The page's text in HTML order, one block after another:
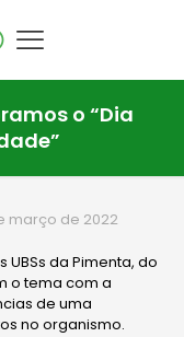
o “Dia
março de 2022
da Pimenta, do
o tema com a
de uma
no organismo.